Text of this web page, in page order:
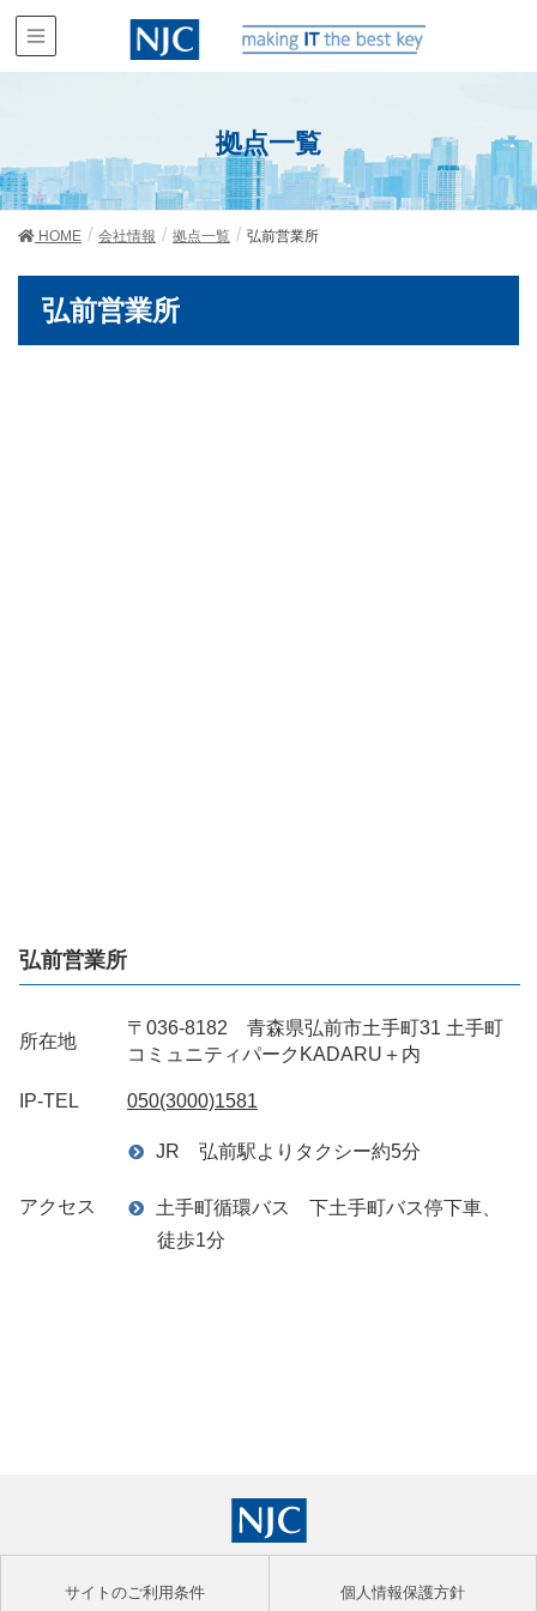
拠点一覧
HOME 会社情報 拠点一覧 弘前営業所
弘前営業所
弘前営業所
所在地
〒036-8182 青森県弘前市土手町31 土手町
コミュニティパークKADARU＋内
IP-TEL 050(3000)1581
アクセス
JR 弘前駅よりタクシー約5分
土手町循環バス 下土手町バス停下車、
徒歩1分
サイトのご利用条件 個人情報保護方針